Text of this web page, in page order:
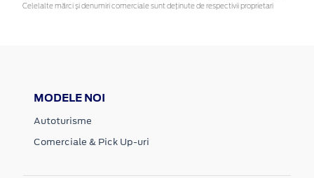
Celelalte mărci și denumiri comerciale sunt deținute de respectivii proprietari
MODELE NOI
Autoturisme
Comerciale & Pick Up-uri